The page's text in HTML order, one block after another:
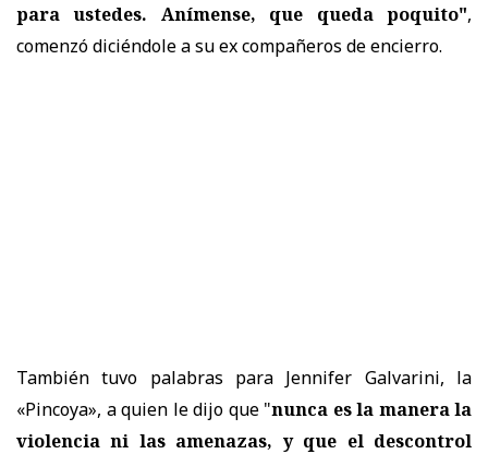
para ustedes. Anímense, que queda poquito",
comenzó diciéndole a su ex compañeros de encierro.
También tuvo palabras para Jennifer Galvarini, la
«Pincoya», a quien le dijo que "nunca es la manera la
violencia ni las amenazas, y que el descontrol